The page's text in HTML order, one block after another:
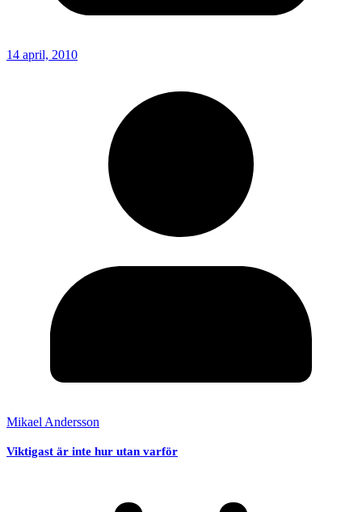
14 april, 2010
Mikael Andersson
Viktigast är inte hur utan varför